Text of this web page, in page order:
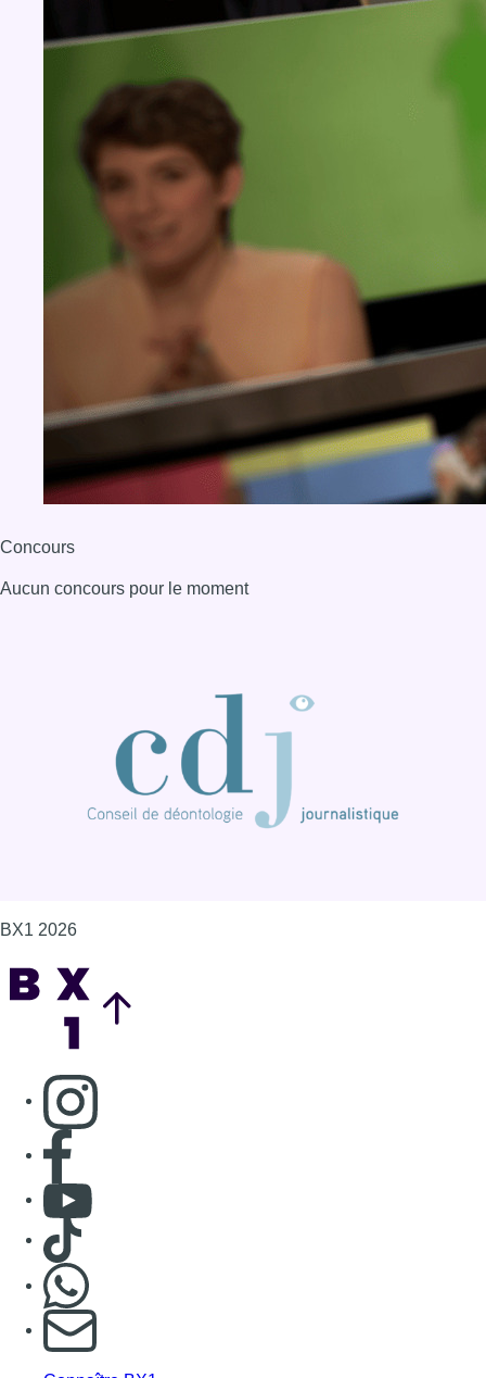
Concours
Aucun concours pour le moment
BX1 2026
Consulter page Instagram
Consulter page Facebook
Consulter Youtube
Consulter TikTok
S'abonner à notre newsletter